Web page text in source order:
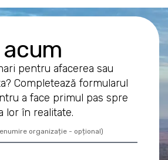
pentru afacerea sau
Completează formularul
a face primul pas spre
lor în realitate.